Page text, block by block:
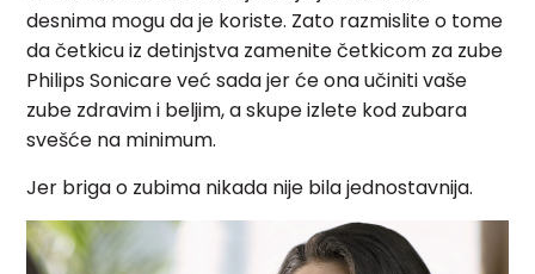
desnima mogu da je koriste. Zato razmislite o tome
da četkicu iz detinjstva zamenite četkicom za zube
Philips Sonicare već sada jer će ona učiniti vaše
zube zdravim i beljim, a skupe izlete kod zubara
svešće na minimum.
Jer briga o zubima nikada nije bila jednostavnija.